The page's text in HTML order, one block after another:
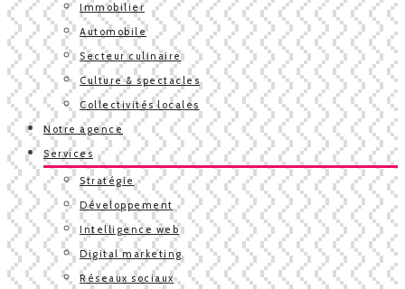
Immobilier
Automobile
Secteur culinaire
Culture & spectacles
Collectivités locales
Notre agence
Services
Stratégie
Développement
Intelligence web
Digital marketing
Réseaux sociaux